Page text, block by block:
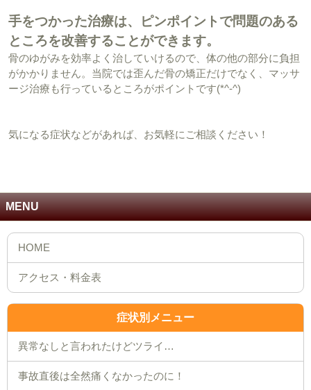
手をつかった治療は、ピンポイントで問題のある
ところを改善することができます。
骨のゆがみを効率よく治していけるので、体の他の部分に負担
がかかりません。当院では歪んだ骨の矯正だけでなく、マッサ
ージ治療も行っているところがポイントです(*^-^)
気になる症状などがあれば、お気軽にご相談ください！
MENU
症状別メニュー
異常なしと言われたけどツライ…
事故直後は全然痛くなかったのに！